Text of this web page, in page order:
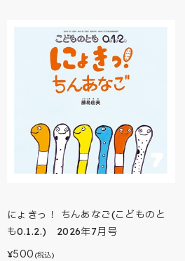
にょきっ！ ちんあなご(こどものと
も0.1.2.) 2026年7月号
¥500 (税込)